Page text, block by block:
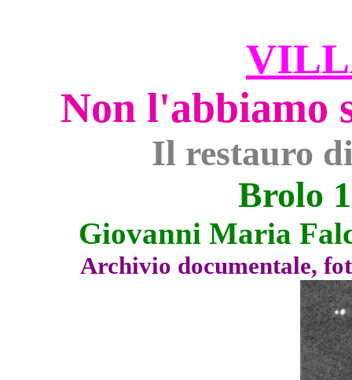
Non l'abbiamo
Il restauro
Brolo
Giovanni Maria
Archivio documentale,